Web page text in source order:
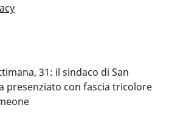
31: il sindaco di San
presenziato con fascia tricolore